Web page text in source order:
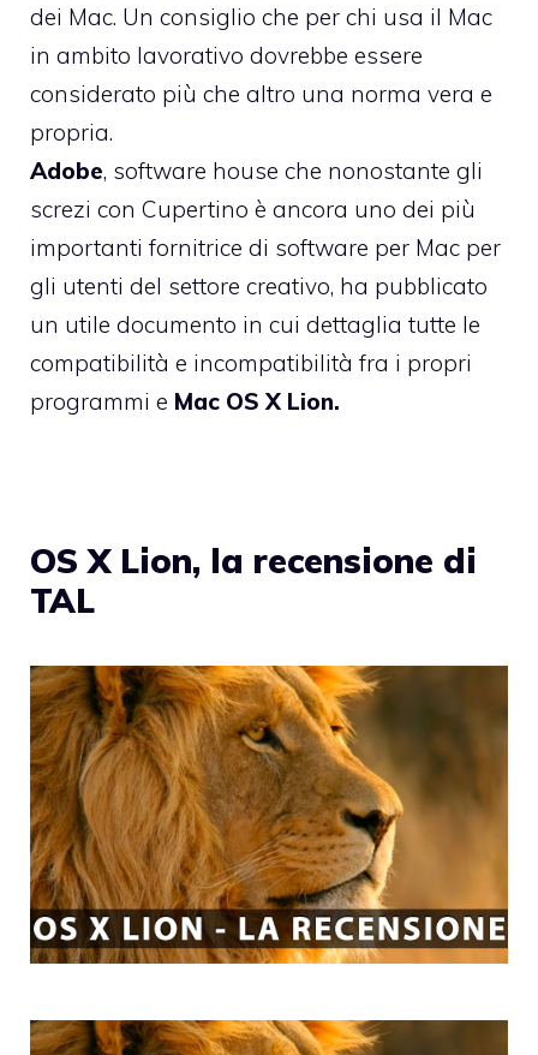
dei Mac. Un consiglio che per chi usa il Mac
in ambito lavorativo dovrebbe essere
considerato più che altro una norma vera e
propria.
Adobe, software house che nonostante gli
screzi con Cupertino è ancora uno dei più
importanti fornitrice di software per Mac per
gli utenti del settore creativo, ha pubblicato
un utile documento in cui dettaglia tutte le
compatibilità e incompatibilità fra i propri
programmi e Mac OS X Lion.
OS X Lion, la recensione di
TAL